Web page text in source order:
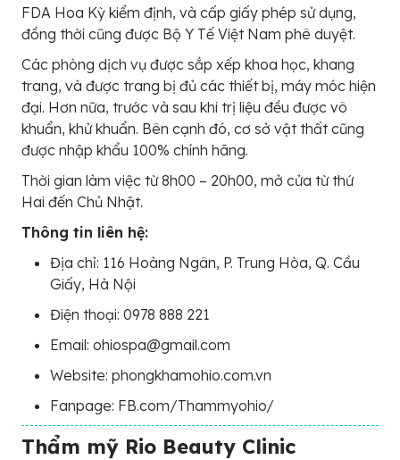
FDA Hoa Kỳ kiểm định, và cấp giấy phép sử dụng,
đồng thời cũng được Bộ Y Tế Việt Nam phê duyệt.
Các phòng dịch vụ được sắp xếp khoa học, khang
trang, và được trang bị đủ các thiết bị, máy móc hiện
đại. Hơn nữa, trước và sau khi trị liệu đều được vô
khuẩn, khử khuẩn. Bên cạnh đó, cơ sở vật thất cũng
được nhập khẩu 100% chính hãng.
Thời gian làm việc từ 8h00 – 20h00, mở cửa từ thứ
Hai đến Chủ Nhật.
Thông tin liên hệ:
Địa chỉ: 116 Hoàng Ngân, P. Trung Hòa, Q. Cầu
Giấy, Hà Nội
Điện thoại: 0978 888 221
Email: ohiospa@gmail.com
Website: phongkhamohio.com.vn
Fanpage: FB.com/Thammyohio/
Thẩm mỹ Rio Beauty Clinic